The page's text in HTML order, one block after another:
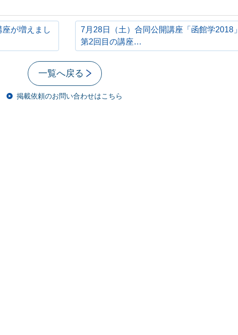
座が増えまし
7月28日（土）合同公開講座「函館学2018」
第2回目の講座…
一覧へ戻る
掲載依頼のお問い合わせはこちら